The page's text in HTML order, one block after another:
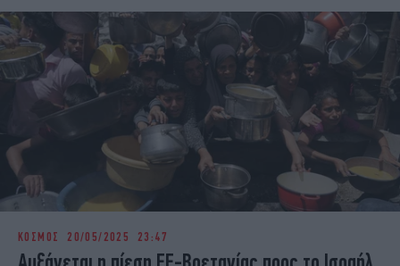
ΚΟΣΜΟΣ 20/05/2025 23:47